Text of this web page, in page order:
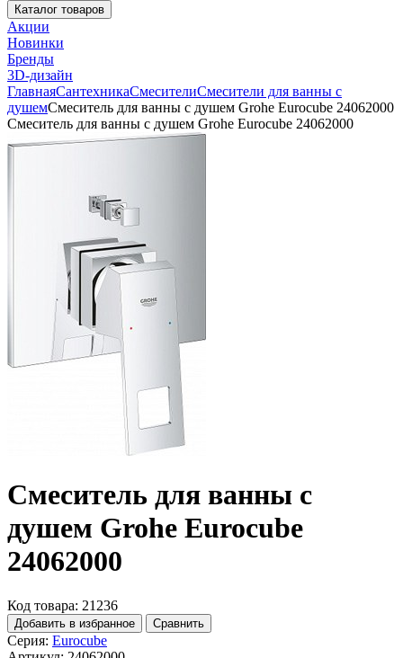
Каталог товаров
Акции
Новинки
Бренды
3D-дизайн
ГлавнаяСантехникаСмесителиСмесители для ванны с
душемСмеситель для ванны с душем Grohe Eurocube 24062000
Смеситель для ванны с душем Grohe Eurocube 24062000
Смеситель для ванны с
душем Grohe Eurocube
24062000
Код товара: 21236
Добавить в избранное Сравнить
Серия: Eurocube